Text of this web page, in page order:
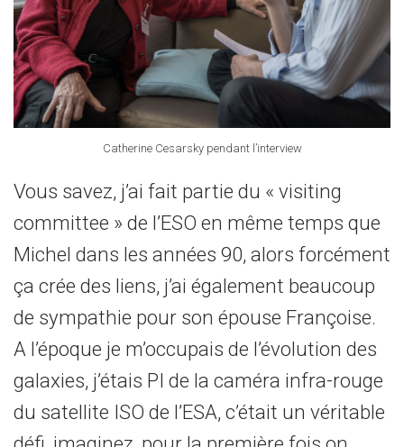
Catherine Cesarsky pendant l’interview
Vous savez, j’ai fait partie du « visiting
committee » de l’ESO en même temps que
Michel dans les années 90, alors forcément
ça crée des liens, j’ai également beaucoup
de sympathie pour son épouse Françoise.
A l’époque je m’occupais de l’évolution des
galaxies, j’étais PI de la caméra infra-rouge
du satellite ISO de l’ESA, c’était un véritable